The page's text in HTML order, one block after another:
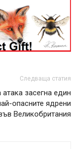
Следваща статия
атака засегна един
опасните ядрени
Великобритания